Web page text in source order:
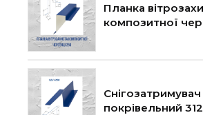
Планка
композитної
Снігозатримувач
покрівельний